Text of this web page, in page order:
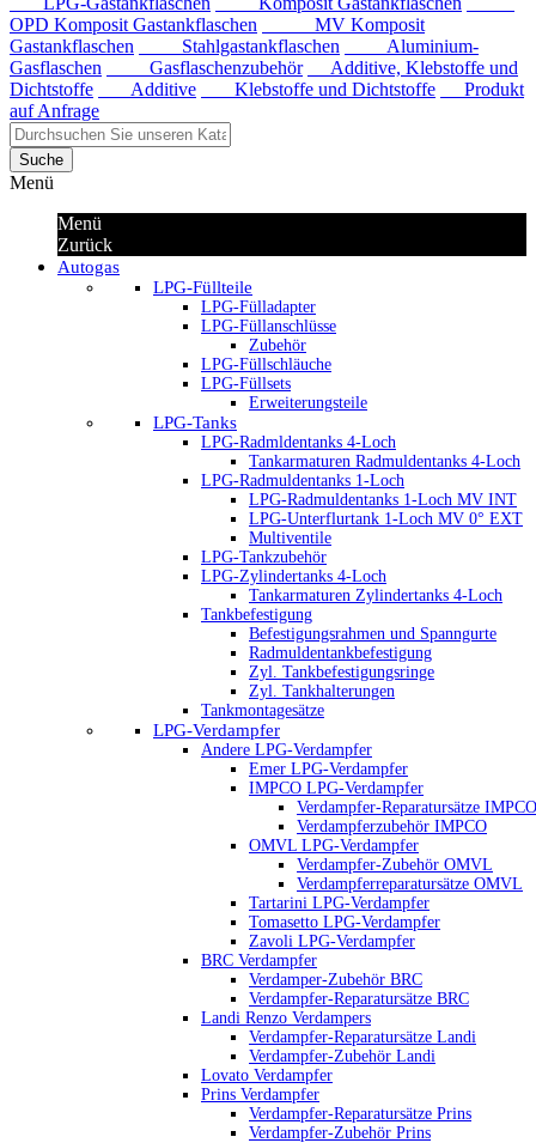
OPD Komposit Gastankflaschen
MV Komposit
Gastankflaschen
Stahlgastankflaschen
Aluminium-
Gasflaschen
Gasflaschenzubehör
Additive, Klebstoffe und
Dichtstoffe
Additive Klebstoffe und Dichtstoffe
Produkt
auf Anfrage
Suche
Menü
Menü
Zurück
Autogas
LPG-Füllteile
LPG-Fülladapter
LPG-Füllanschlüsse
Zubehör
LPG-Füllschläuche
LPG-Füllsets
Erweiterungsteile
LPG-Tanks
LPG-Radmldentanks 4-Loch
Tankarmaturen Radmuldentanks 4-Loch
LPG-Radmuldentanks 1-Loch
LPG-Radmuldentanks 1-Loch MV INT
LPG-Unterflurtank 1-Loch MV 0° EXT
Multiventile
LPG-Tankzubehör
LPG-Zylindertanks 4-Loch
Tankarmaturen Zylindertanks 4-Loch
Tankbefestigung
Befestigungsrahmen und Spanngurte
Radmuldentankbefestigung
Zyl. Tankbefestigungsringe
Zyl. Tankhalterungen
Tankmontagesätze
LPG-Verdampfer
Andere LPG-Verdampfer
Emer LPG-Verdampfer
IMPCO LPG-Verdampfer
Verdampfer-Reparatursätze IMPCO
Verdampferzubehör IMPCO
OMVL LPG-Verdampfer
Verdampfer-Zubehör OMVL
Verdampferreparatursätze OMVL
Tartarini LPG-Verdampfer
Tomasetto LPG-Verdampfer
Zavoli LPG-Verdampfer
BRC Verdampfer
Verdamper-Zubehör BRC
Verdampfer-Reparatursätze BRC
Landi Renzo Verdampers
Verdampfer-Reparatursätze Landi
Verdampfer-Zubehör Landi
Lovato Verdampfer
Prins Verdampfer
Verdampfer-Reparatursätze Prins
Verdampfer-Zubehör Prins